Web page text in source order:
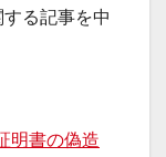
る記事を中
明書の偽造